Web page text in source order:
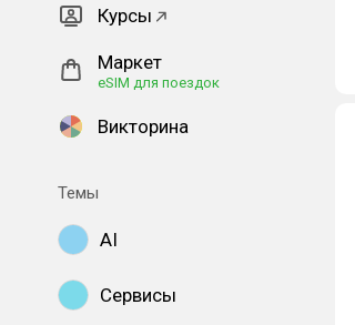
Курсы
Маркет
eSIM для поездок
Викторина
Темы
AI
Сервисы